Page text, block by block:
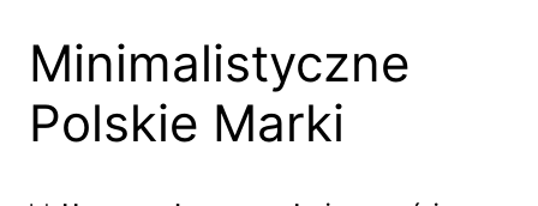
Minimalistyczne
Polskie Marki